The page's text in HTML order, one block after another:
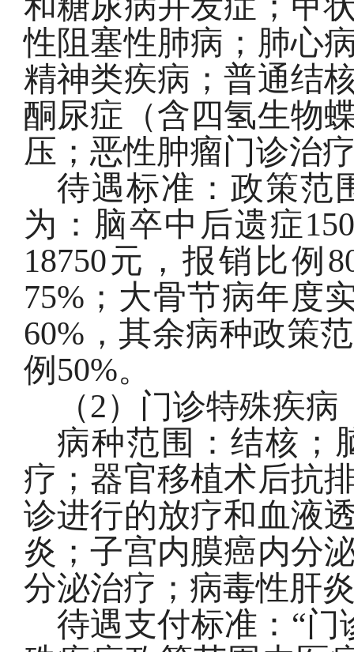
性阻塞性肺病；肺心
精神类疾病；普通结
酮尿症（含四氢生物
压；恶性肿瘤门诊治
待遇标准：政策范
为：脑卒中后遗症
18750元，报销比例
75% ；大骨节病年度
60% ，其余病种政策
例 50%。
（2）门诊特殊疾病
病种范围：结核；
疗；器官移植术后抗
诊进行的放疗和血液
炎；子宫内膜癌内分
分泌治疗；病毒性肝
待遇支付标准： “门